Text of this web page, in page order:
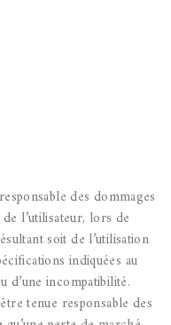
des dommages
l’utilisateur, lors de
soit de l’utilisation
indiquées au
d’une incompatibilité.
tenue responsable des